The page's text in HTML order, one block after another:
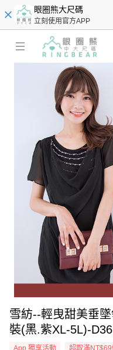
眼圈熊大尺碼
立刻使用官方APP
雪紡--輕曳甜美垂
裝(黑.紫XL-5L)-
App 獨享活動 超取滿